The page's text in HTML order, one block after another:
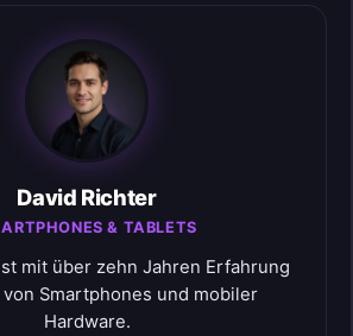
David Richter
& TABLETS
mit über zehn Jahren Erfahrung
Smartphones und mobiler
Hardware.